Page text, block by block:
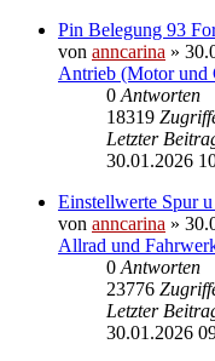
Pin Belegung 93
von anncarina »
Antrieb (Motor und
0 Antworten
18319
Letzter
30.01.2026
Einstellwerte Spur
von anncarina »
Allrad und
0 Antworten
23776
Letzter
30.01.2026